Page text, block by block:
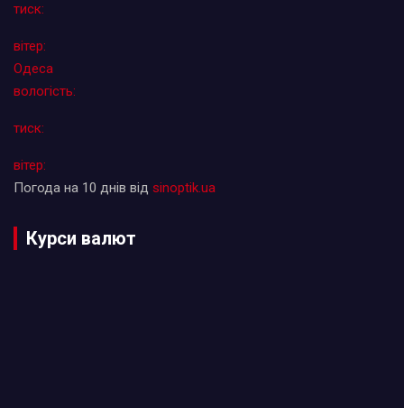
тиск:
вітер:
Одеса
вологість:
тиск:
вітер:
Погода на 10 днів від sinoptik.ua
Курси валют